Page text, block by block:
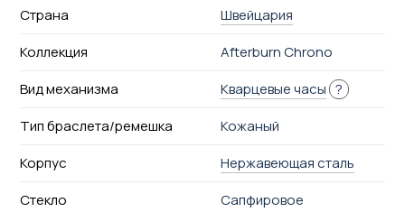
Страна
Швейцария
Коллекция
Afterburn Chrono
Вид механизма
Кварцевые часы ?
Тип браслета/ремешка
Кожаный
Корпус
Нержавеющая сталь
Стекло
Сапфировое